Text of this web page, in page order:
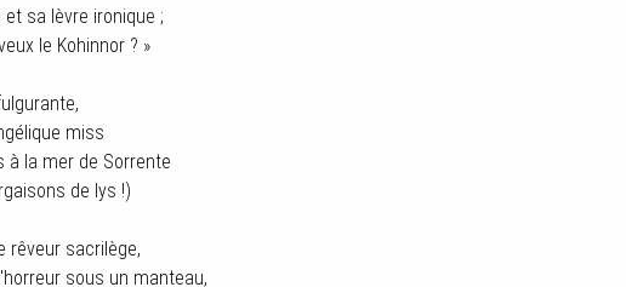
sa lèvre ironique ;
le Kohinnor ? »
miss
à la mer de Sorrente
de lys !)
rêveur sacrilège,
sous un manteau,